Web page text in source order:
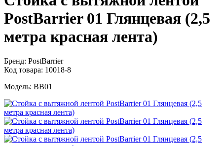
PostBarrier 01 Глянцевая (2,5
метра красная лента)
Бренд: PostBarrier
Код товара: 10018-8
Модель: BB01